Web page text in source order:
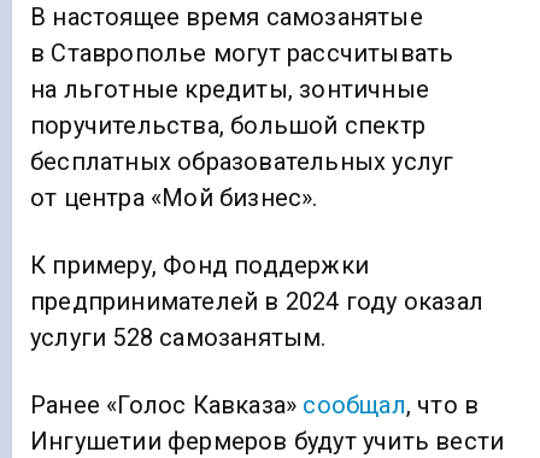
В настоящее время самозанятые
в Ставрополье могут рассчитывать
на льготные кредиты, зонтичные
поручительства, большой спектр
бесплатных образовательных услуг
от центра «Мой бизнес».
К примеру, Фонд поддержки
предпринимателей в 2024 году оказал
услуги 528 самозанятым.
Ранее «Голос Кавказа» сообщал, что в
Ингушетии фермеров будут учить вести